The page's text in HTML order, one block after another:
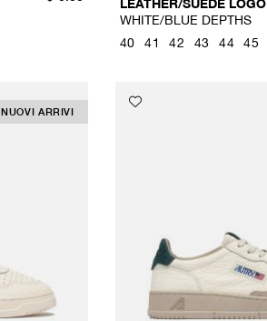
LEATHER/SUEDE LOGO
WHITE/BLUE DEPTHS
40 41 42 43 44 45
NUOVI ARRIVI